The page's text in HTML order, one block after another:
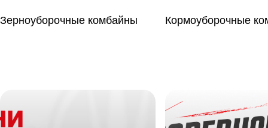
Зерноуборочные комбайны Кормоуборочные